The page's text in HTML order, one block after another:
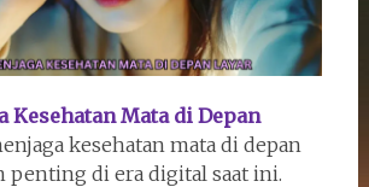
Kesehatan Mata di Depan
kesehatan mata di depan
penting di era digital saat ini.